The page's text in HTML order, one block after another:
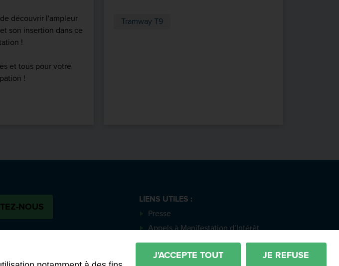
J'ACCEPTE TOUT JE REFUSE
découvrir l'ampleur
son insertion dans ce
!
et tous pour votre
!
Tramway T9
NOUS
:
LIENS UTILES :
Presse
Appels à Manifestation d’Intérêt
Actes et délibérations